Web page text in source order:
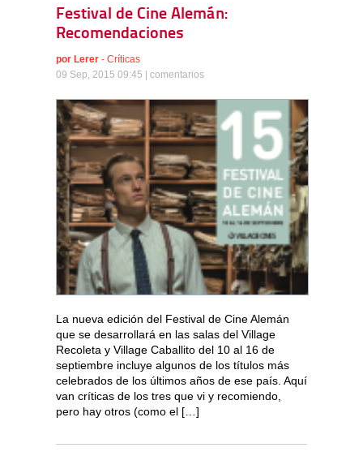
Festival de Cine Alemán:
Recomendaciones
por Lerer - Críticas
09 Sep, 2015 09:45 | comentarios
La nueva edición del Festival de Cine Alemán
que se desarrollará en las salas del Village
Recoleta y Village Caballito del 10 al 16 de
septiembre incluye algunos de los títulos más
celebrados de los últimos años de ese país. Aquí
van críticas de los tres que vi y recomiendo,
pero hay otros (como el […]